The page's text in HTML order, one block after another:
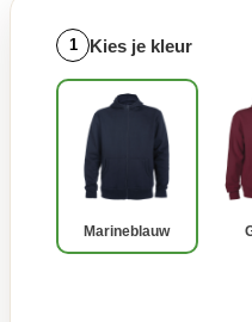
1 Kies je kleur
Marineblauw